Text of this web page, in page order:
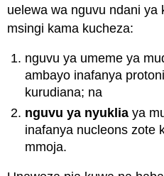
uelewa wa nguvu ndani ya
msingi kama kucheza:
nguvu ya umeme ya
ambayo inafanya
kurudiana; na
nguvu ya nyuklia ya
inafanya nucleons zote
mmoja.